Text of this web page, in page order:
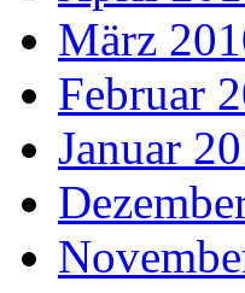
März
Februar
Januar